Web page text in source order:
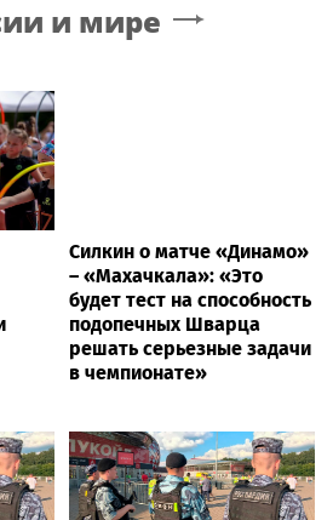
и мире
Силкин о матче «Динамо»
– «Махачкала»: «Это
будет тест на способность
подопечных Шварца
решать серьезные задачи
в чемпионате»